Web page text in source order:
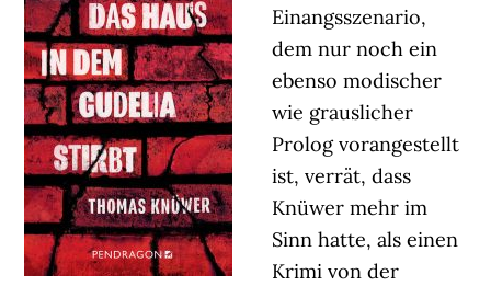
Einangsszenario,
dem nur noch ein
ebenso modischer
wie grauslicher
Prolog vorangestellt
ist, verrät, dass
Knüwer mehr im
Sinn hatte, als einen
Krimi von der